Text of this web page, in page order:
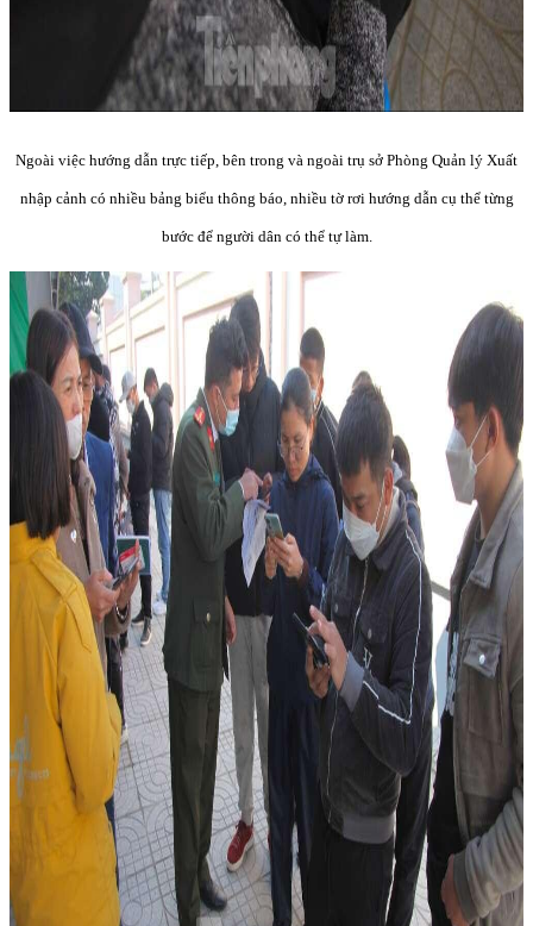
Ngoài việc hướng dẫn trực tiếp, bên trong và ngoài trụ sở Phòng Quản lý Xuất
nhập cảnh có nhiều bảng biểu thông báo, nhiều tờ rơi hướng dẫn cụ thể từng
bước để người dân có thể tự làm.